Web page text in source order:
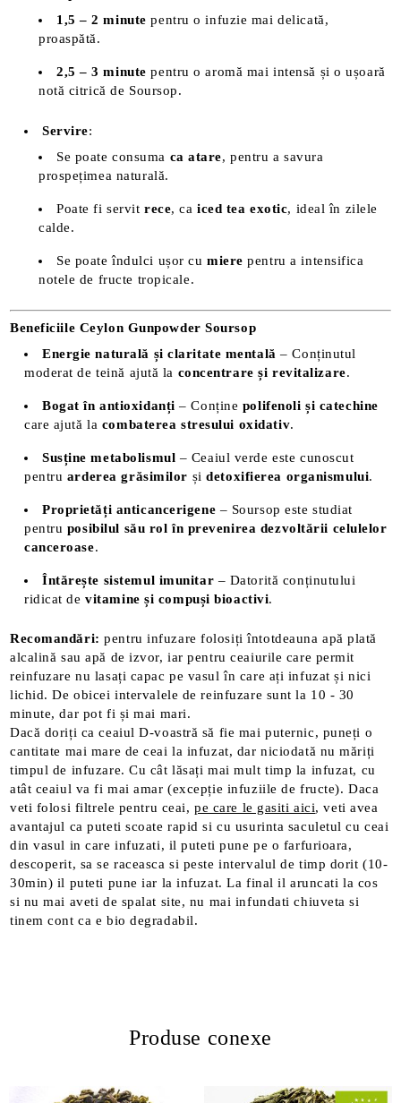
1,5 – 2 minute pentru o infuzie mai delicată,
proaspătă.
2,5 – 3 minute pentru o aromă mai intensă și o ușoară
notă citrică de Soursop.
Servire:
Se poate consuma ca atare, pentru a savura
prospețimea naturală.
Poate fi servit rece, caiced tea exotic, ideal în zilele
calde.
Se poate îndulci ușor cu miere pentru a intensifica
notele de fructe tropicale.
Beneficiile Ceylon Gunpowder Soursop
Energie naturală și claritate mentală – Conținutul
moderat de teină ajută la concentrare și revitalizare.
Bogat în antioxidanți – Conține polifenoli și catechine
care ajută la combaterea stresului oxidativ.
Susține metabolismul – Ceaiul verde este cunoscut
pentru arderea grăsimilor șidetoxifierea organismului.
Proprietăți anticancerigene – Soursop este studiat
pentru posibilul său rol în prevenirea dezvoltării celulelor
canceroase.
Întărește sistemul imunitar – Datorită conținutului
ridicat devitamine și compuși bioactivi.
Recomandări: pentru infuzare folosiți întotdeauna apă plată
alcalină sau apă de izvor, iar pentru ceaiurile care permit
reinfuzare nu lasați capac pe vasul în care ați infuzat și nici
lichid. De obicei intervalele de reinfuzare sunt la 10 - 30
minute, dar pot fi și mai mari.
Dacă doriți ca ceaiul D-voastră să fie mai puternic, puneți o
cantitate mai mare de ceai la infuzat, dar niciodată nu măriți
timpul de infuzare. Cu cât lăsați mai mult timp la infuzat, cu
atât ceaiul va fi mai amar (excepție infuziile de fructe). Daca
veti folosi filtrele pentru ceai,pe care le gasiti aici, veti avea
avantajul ca puteti scoate rapid si cu usurinta saculetul cu ceai
din vasul in care infuzati, il puteti pune pe o farfurioara,
descoperit, sa se raceasca si peste intervalul de timp dorit (10-
30min) il puteti pune iar la infuzat. La final il aruncati la cos
si nu mai aveti de spalat site, nu mai infundati chiuveta si
tinem cont ca e bio degradabil.
Produse conexe